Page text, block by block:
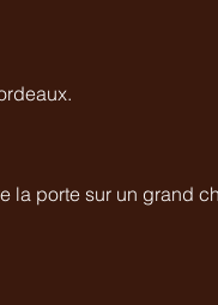
la porte sur un grand